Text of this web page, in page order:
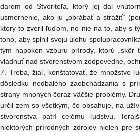
darom od Stvoriteľa, ktorý jej dal
usmernenie, ako ju „obrábať a strážiť“
ktorý to zveril ľuďom, no nie na to, aby s
toho, aby splnil svoju úlohu
tým napokon vzburu prírody, ktorú „skôr
vládnuť nad stvorenstvom zodpovedne,
7. Treba, žiaľ, konštatovať, že množstvo
dôsledku nedbalého zaobchádzania s
strany mnohých čoraz väčšie problémy.
určil zem so všetkým, čo obsahuje, na
stvorenstva patrí celému ľudstvu.
niektorých prírodných zdrojov nielen pre